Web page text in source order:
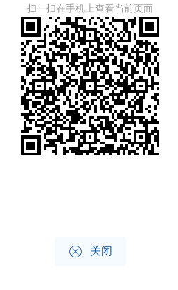
扫一扫在手机上查看当前页面
 关闭